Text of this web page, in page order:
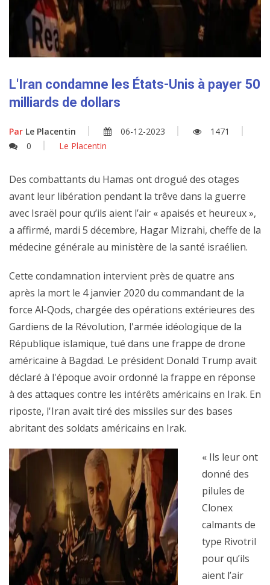
L'Iran condamne les États-Unis à payer 50
milliards de dollars
Par Le Placentin 06-12-2023
1471
0
Le Placentin
Des combattants du Hamas ont drogué des otages
avant leur libération pendant la trêve dans la guerre
avec Israël pour qu’ils aient l’air « apaisés et heureux »,
a affirmé, mardi 5 décembre, Hagar Mizrahi, cheffe de la
médecine générale au ministère de la santé israélien.
Cette condamnation intervient près de quatre ans
après la mort le 4 janvier 2020 du commandant de la
force Al-Qods, chargée des opérations extérieures des
Gardiens de la Révolution, l'armée idéologique de la
République islamique, tué dans une frappe de drone
américaine à Bagdad. Le président Donald Trump avait
déclaré à l'époque avoir ordonné la frappe en réponse
à des attaques contre les intérêts américains en Irak. En
riposte, l'Iran avait tiré des missiles sur des bases
abritant des soldats américains en Irak.
« Ils leur ont
donné des
pilules de
Clonex
calmants de
type Rivotril
pour qu’ils
aient l’air